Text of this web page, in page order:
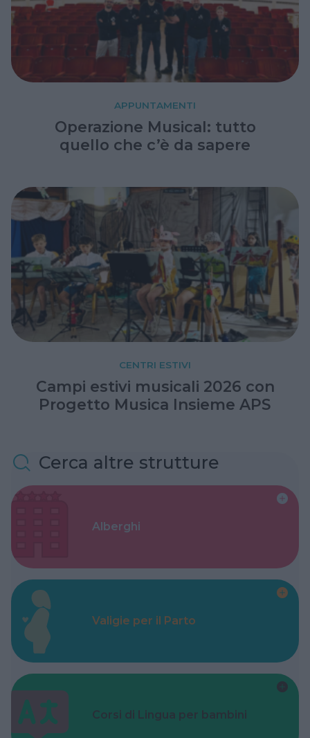
APPUNTAMENTI
Operazione Musical: tutto
quello che c’è da sapere
CENTRI ESTIVI
Campi estivi musicali 2026 con
Progetto Musica Insieme APS
Cerca altre strutture
Alberghi
Valigie per il Parto
Corsi di Lingua per bambini